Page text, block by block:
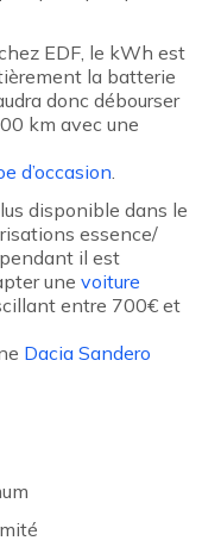
EDF, le kWh est
la batterie
donc débourser
km avec une
d’occasion
disponible dans le
essence/
il est
une voiture
entre 700€ et
Dacia Sandero